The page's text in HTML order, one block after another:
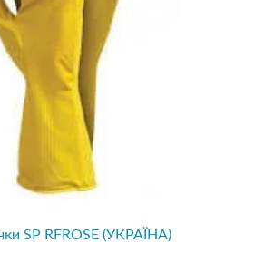
SP RFROSE (УКРАЇНА)